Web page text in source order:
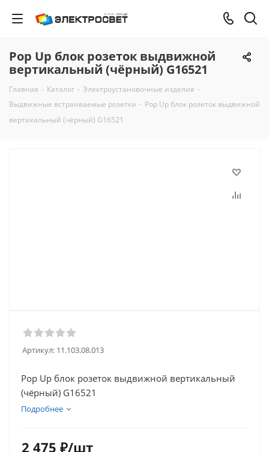
Pop Up блок розеток выдвижной
вертикальный (чёрный) G16521
Главная - Каталог - Электроустановочные изделия -
Выдвижные встраиваемые розетки - Pop Up блок розеток выдвижной
вертикальный (чёрный) G16521
Артикул: 11.103.08.013
Pop Up блок розеток выдвижной вертикальный
(чёрный) G16521
Подробнее
2 475 ₽/шт